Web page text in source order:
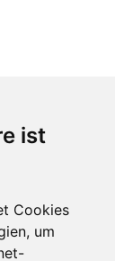
ist
Cookies
um